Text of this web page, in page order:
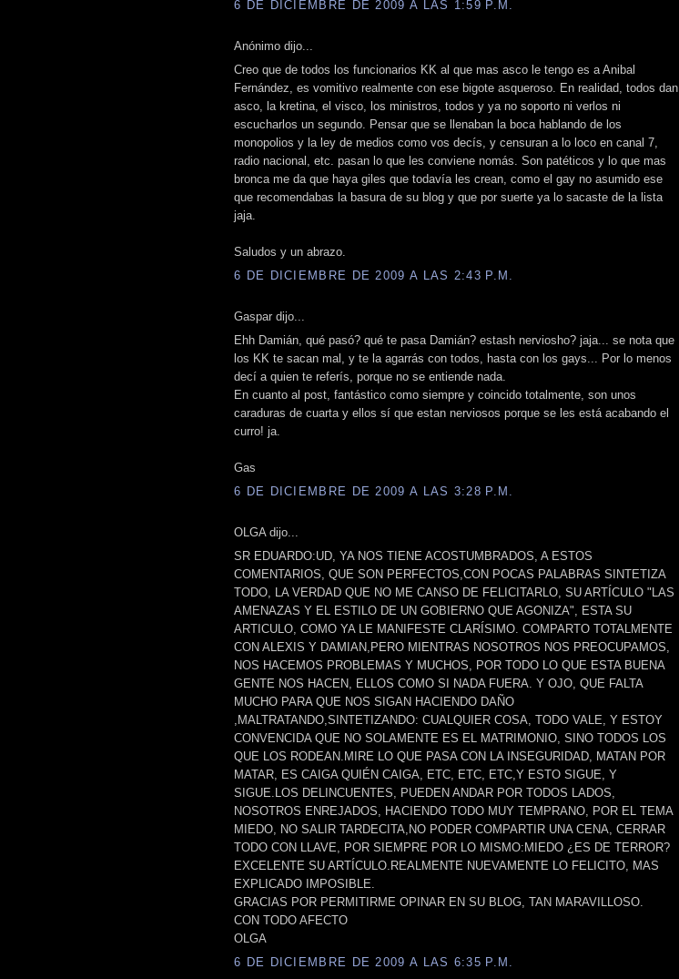
6 DE DICIEMBRE DE 2009 A LAS 1:59 P.M.
Anónimo dijo...
Creo que de todos los funcionarios KK al que mas asco le tengo es a Anibal
Fernández, es vomitivo realmente con ese bigote asqueroso. En realidad, todos dan
asco, la kretina, el visco, los ministros, todos y ya no soporto ni verlos ni
escucharlos un segundo. Pensar que se llenaban la boca hablando de los
monopolios y la ley de medios como vos decís, y censuran a lo loco en canal 7,
radio nacional, etc. pasan lo que les conviene nomás. Son patéticos y lo que mas
bronca me da que haya giles que todavía les crean, como el gay no asumido ese
que recomendabas la basura de su blog y que por suerte ya lo sacaste de la lista
jaja.
Saludos y un abrazo.
6 DE DICIEMBRE DE 2009 A LAS 2:43 P.M.
Gaspar dijo...
Ehh Damián, qué pasó? qué te pasa Damián? estash nerviosho? jaja... se nota que
los KK te sacan mal, y te la agarrás con todos, hasta con los gays... Por lo menos
decí a quien te referís, porque no se entiende nada.
En cuanto al post, fantástico como siempre y coincido totalmente, son unos
caraduras de cuarta y ellos sí que estan nerviosos porque se les está acabando el
curro! ja.
Gas
6 DE DICIEMBRE DE 2009 A LAS 3:28 P.M.
OLGA dijo...
SR EDUARDO:UD, YA NOS TIENE ACOSTUMBRADOS, A ESTOS
COMENTARIOS, QUE SON PERFECTOS,CON POCAS PALABRAS SINTETIZA
TODO, LA VERDAD QUE NO ME CANSO DE FELICITARLO, SU ARTÍCULO "LAS
AMENAZAS Y EL ESTILO DE UN GOBIERNO QUE AGONIZA", ESTA SU
ARTICULO, COMO YA LE MANIFESTE CLARÍSIMO. COMPARTO TOTALMENTE
CON ALEXIS Y DAMIAN,PERO MIENTRAS NOSOTROS NOS PREOCUPAMOS,
NOS HACEMOS PROBLEMAS Y MUCHOS, POR TODO LO QUE ESTA BUENA
GENTE NOS HACEN, ELLOS COMO SI NADA FUERA. Y OJO, QUE FALTA
MUCHO PARA QUE NOS SIGAN HACIENDO DAÑO
,MALTRATANDO,SINTETIZANDO: CUALQUIER COSA, TODO VALE, Y ESTOY
CONVENCIDA QUE NO SOLAMENTE ES EL MATRIMONIO, SINO TODOS LOS
QUE LOS RODEAN.MIRE LO QUE PASA CON LA INSEGURIDAD, MATAN POR
MATAR, ES CAIGA QUIÉN CAIGA, ETC, ETC, ETC,Y ESTO SIGUE, Y
SIGUE.LOS DELINCUENTES, PUEDEN ANDAR POR TODOS LADOS,
NOSOTROS ENREJADOS, HACIENDO TODO MUY TEMPRANO, POR EL TEMA
MIEDO, NO SALIR TARDECITA,NO PODER COMPARTIR UNA CENA, CERRAR
TODO CON LLAVE, POR SIEMPRE POR LO MISMO:MIEDO ¿ES DE TERROR?
EXCELENTE SU ARTÍCULO.REALMENTE NUEVAMENTE LO FELICITO, MAS
EXPLICADO IMPOSIBLE.
GRACIAS POR PERMITIRME OPINAR EN SU BLOG, TAN MARAVILLOSO.
CON TODO AFECTO
OLGA
6 DE DICIEMBRE DE 2009 A LAS 6:35 P.M.